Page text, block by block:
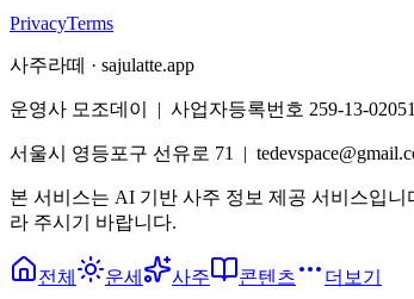
PrivacyTerms
사주라떼 · sajulatte.app
운영사 모조데이 | 사업자등록번호 259-13-
서울시 영등포구 선유로 71 |
본 서비스는 AI 기반 사주 정보 제공 서비스입
라 주시기 바랍니다.
전체 운세 사주 콘텐츠 더보기